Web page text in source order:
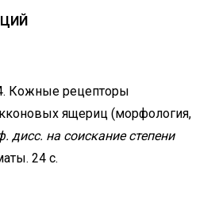
Кожные рецепторы
ящериц (морфология,
дисс. на соискание степени
24 с.